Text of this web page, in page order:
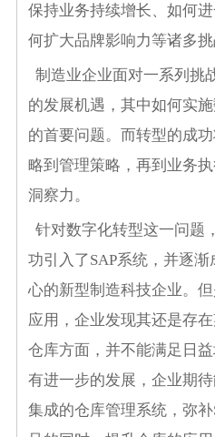
保持业务持续增长、如何
何扩大品牌影响力等诸多挑
制造业企业面对一系列挑
的发展机遇，其中如何实
的首要问题。而转型的成
略到管理策略，再到业务
洞察力。
针对数字化转型这一问题
功引入了SAP系统，并逐
心的新型制造科技企业。
应用，企业发现其还是存
仓库方面，并不能满足日
有进一步的发展，企业期
集成的仓库管理系统，弥